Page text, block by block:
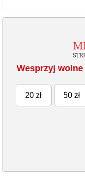
Wesprzyj
20 zł 50 zł